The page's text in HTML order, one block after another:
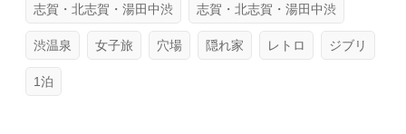
志賀・北志賀・湯田中渋 志賀・北志賀・湯田中渋
渋温泉 女子旅 穴場 隠れ家 レトロ ジブリ
1泊